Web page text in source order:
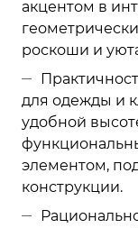
акцентом в
роскоши и
для одежды и
удобной
элементом,
конструкции.